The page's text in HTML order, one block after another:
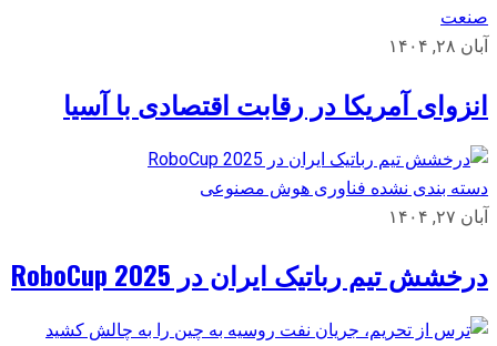
صنعت
آبان ۲۸, ۱۴۰۴
انزوای آمریکا در رقابت اقتصادی با آسیا
دسته بندی نشده فناوری هوش مصنوعی
آبان ۲۷, ۱۴۰۴
درخشش تیم رباتیک ایران در RoboCup 2025